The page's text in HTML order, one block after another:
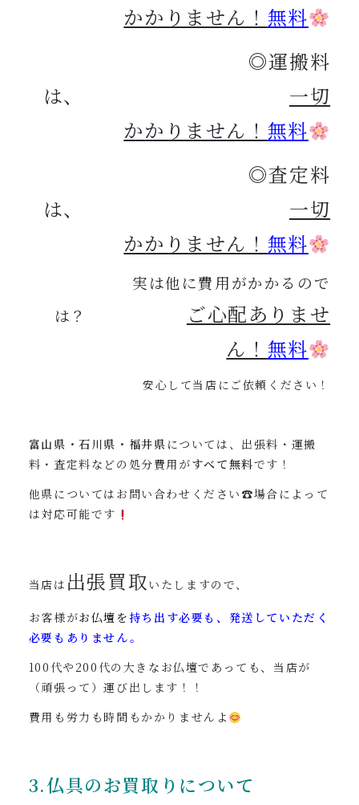
かかりません！ 無料
◎運搬料
は、 一切
かかりません！ 無料
◎査定料
は、 一切
かかりません！ 無料
実は他に費用がかかるので
は？
ご心配ありませ
ん！ 無料
安心して当店にご依頼ください！
富山県・石川県・福井県 については、出張料・運搬
料・査定料などの処分費用がすべて無料です！
他県についてはお問い合わせください☎︎場合によって
は対応可能です
当店は 出張買取いたしますので、
お客様がお仏壇を持ち出す必要も、発送していただく
必要もありません。
100代や200代の大きなお仏壇であっても、当店が
（頑張って）運び出します！！
費用も労力も時間もかかりませんよ
3.仏具のお買取りについて